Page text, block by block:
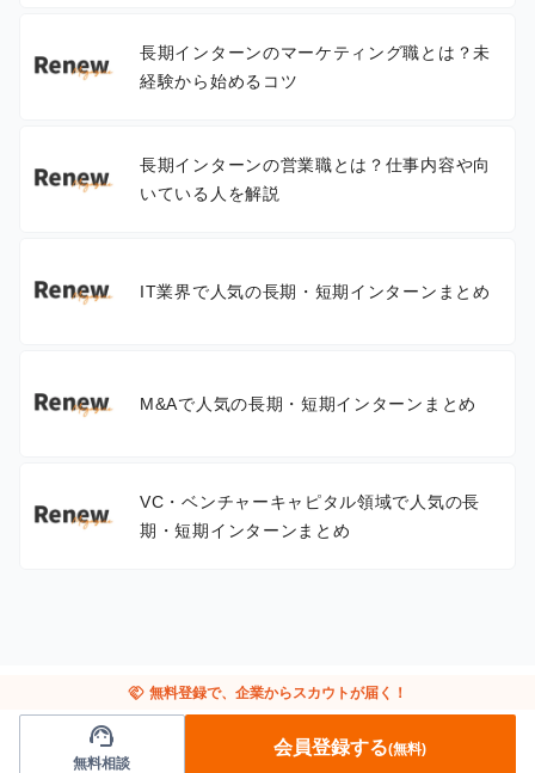
長期インターンのマーケティング職とは？未
経験から始めるコツ
長期インターンの営業職とは？仕事内容や向
いている人を解説
IT業界で人気の長期・短期インターンまとめ
M&Aで人気の長期・短期インターンまとめ
VC・ベンチャーキャピタル領域で人気の長
期・短期インターンまとめ
handshake 無料登録で、企業からスカウトが届く！
support_agent
無料相談
会員登録する(無料)